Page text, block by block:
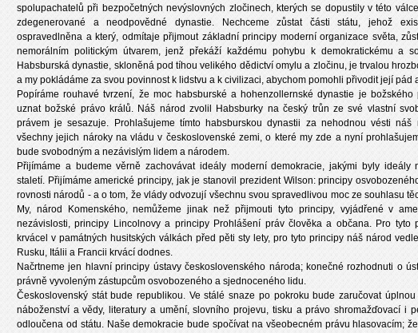
spolupachatelů při bezpočetných nevýslovných zločinech, kterých se dopustily v této
zdegenerované a neodpovědné dynastie. Nechceme zůstat části státu, jehož
ospravedlněna a který, odmítaje přijmout základní principy moderní organizace světa,
nemorálním politickým útvarem, jenž překáží každému pohybu k demokratickému a
Habsburská dynastie, skloněná pod tíhou velikého dědictví omylu a zločinu, je trvalou
a my pokládáme za svou povinnost k lidstvu a k civilizaci, abychom pomohli přivodit její pád
Popíráme rouhavé tvrzení, že moc habsburské a hohenzollernské dynastie je božského
uznat božské právo králů. Náš národ zvolil Habsburky na český trůn ze své vlastní
právem je sesazuje. Prohlašujeme tímto habsburskou dynastii za nehodnou vésti náš
všechny jejich nároky na vládu v československé zemi, o které my zde a nyní
bude svobodným a nezávislým lidem a národem.
Přijímáme a budeme věrně zachovávat ideály moderní demokracie, jakými byly ideály
staletí. Přijímáme americké principy, jak je stanovil prezident Wilson: principy
rovnosti národů - a o tom, že vlády odvozují všechnu svou spravedlivou moc ze souhlasu
My, národ Komenského, nemůžeme jinak než přijmouti tyto principy, vyjádřené v
nezávislosti, principy Lincolnovy a principy Prohlášení práv člověka a občana. Pro tyto
krvácel v památných husitských válkách před pěti sty lety, pro tyto principy náš národ
Rusku, Itálii a Francii krvácí dodnes.
Načrtneme jen hlavní principy ústavy československého národa; konečné rozhodnuti o
právně vyvoleným zástupcům osvobozeného a sjednoceného lidu.
Československý stát bude republikou. Ve stálé snaze po pokroku bude zaručovat
náboženství a vědy, literatury a umění, slovního projevu, tisku a právo shromažďovací i
odloučena od státu. Naše demokracie bude spočívat na všeobecném právu hlasovacím;